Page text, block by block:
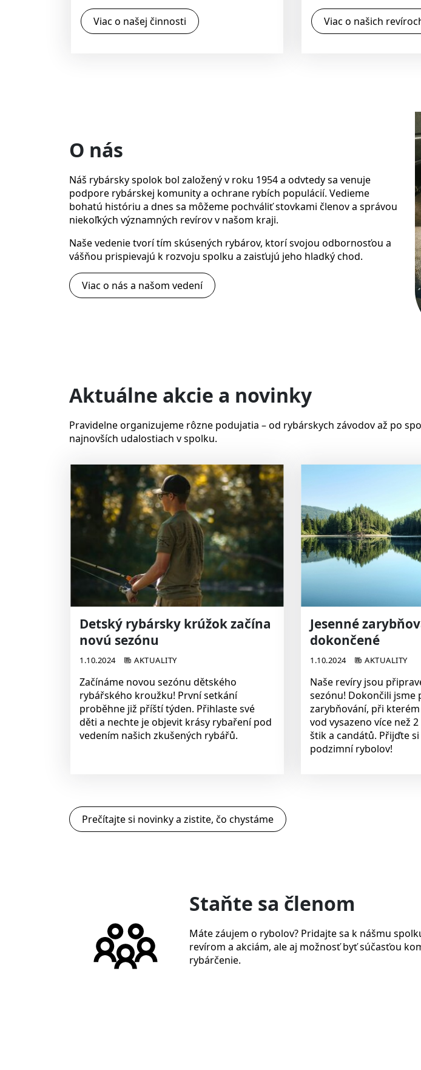
Viac o našej činnosti Viac o našich
O nás
Náš rybársky spolok bol založený v roku 1954 a odvtedy sa venuje
podpore rybárskej komunity a ochrane rybích populácií. Vedieme
bohatú históriu a dnes sa môžeme pochváliť stovkami členov a správou
niekoľkých významných revírov v našom kraji.
Naše vedenie tvorí tím skúsených rybárov, ktorí svojou odbornosťou a
vášňou prispievajú k rozvoju spolku a zaisťujú jeho hladký chod.
Viac o nás a našom vedení
Aktuálne akcie a novinky
Pravidelne organizujeme rôzne podujatia – od rybárskych závodov až po
najnovších udalostiach v spolku.
Detský rybársky krúžok začína
novú sezónu
1.10.2024 AKTUALITY
Začínáme novou sezónu dětského
rybářského kroužku! První setkání
proběhne již příští týden. Přihlaste své
děti a nechte je objevit krásy rybaření pod
vedením našich zkušených rybářů.
Jesenné
dokončené
1.10.2024 AKTUALITY
Naše revíry jsou
sezónu! Dokončili jsme
zarybňování, při
vod vysazeno více než
štik a candátů. Přijďte
podzimní rybolov!
Prečítajte si novinky a zistite, čo chystáme
Staňte sa členom
Máte záujem o rybolov? Pridajte sa k nášmu
revírom a akciám, ale aj možnosť byť súčasťou
rybárčenie.